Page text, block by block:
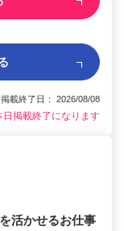
載終了日： 2026/08/08
日掲載終了になります
活かせるお仕事